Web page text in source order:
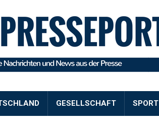
GESELLSCHAFT SPORT